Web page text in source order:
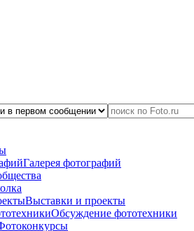
Галерея фотографий
Выставки и проекты
Обсуждение фототехники